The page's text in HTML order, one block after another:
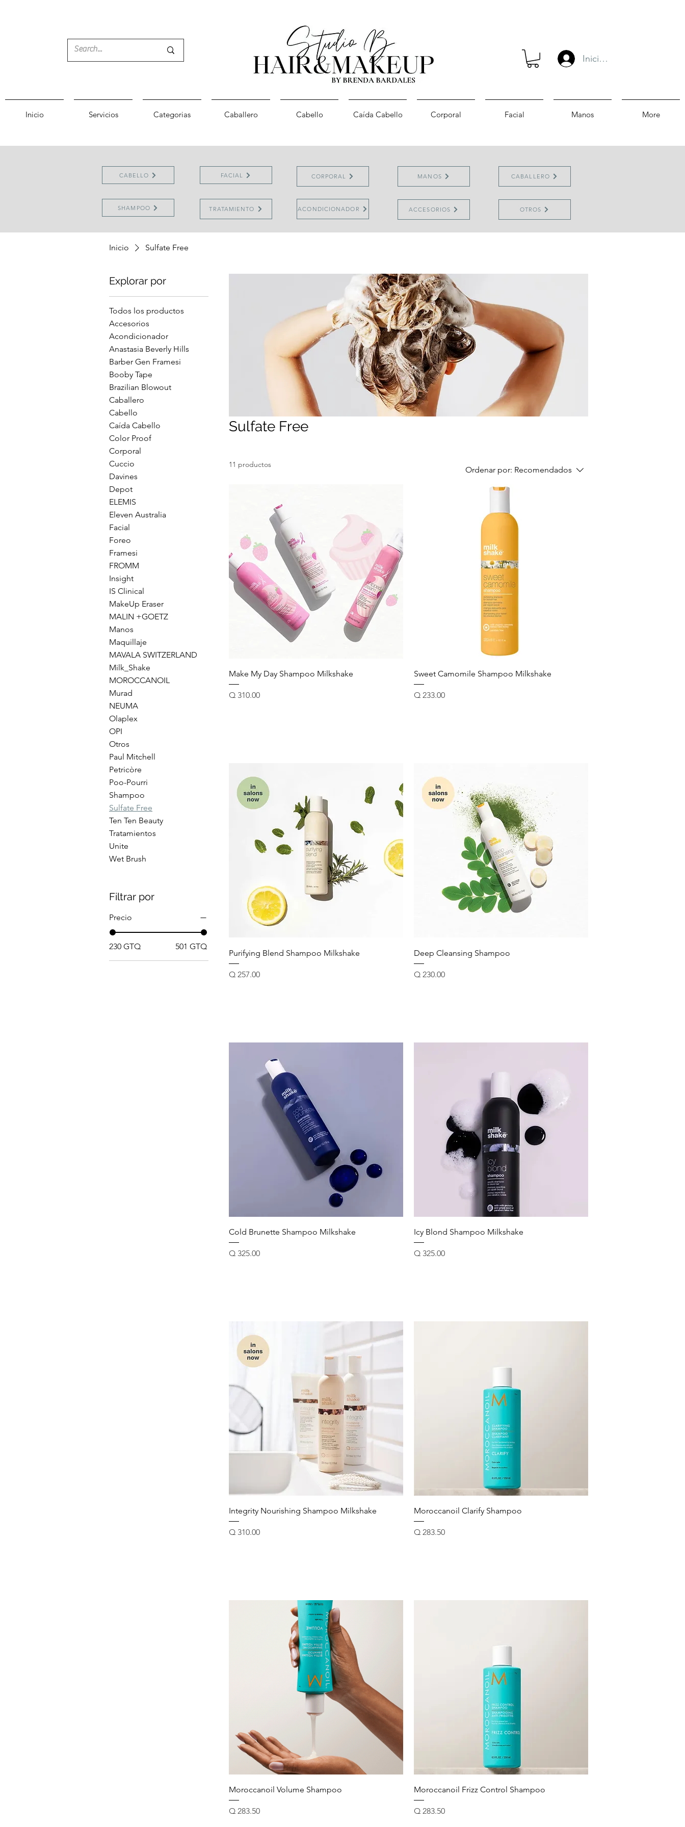
Iniciar sesión
Inicio Servicios Categorias Caballero Cabello Caída Cabello Corporal Facial Manos More
CABELLO
SHAMPOO
FACIAL
TRATAMIENTO
CORPORAL
ACONDICIONADOR
MANOS
ACCESORIOS
CABALLERO
OTROS
Inicio Sulfate Free
Explorar por
Todos los productos
Accesorios
Acondicionador
Anastasia Beverly Hills
Barber Gen Framesi
Booby Tape
Brazilian Blowout
Caballero
Cabello
Caída Cabello
Color Proof
Corporal
Cuccio
Davines
Depot
ELEMIS
Eleven Australia
Facial
Foreo
Framesi
FROMM
Insight
IS Clinical
MakeUp Eraser
MALIN +GOETZ
Manos
Maquillaje
MAVALA SWITZERLAND
Milk_Shake
MOROCCANOIL
Murad
NEUMA
Olaplex
OPI
Otros
Paul Mitchell
Petricòre
Poo-Pourri
Shampoo
Sulfate Free
Ten Ten Beauty
Tratamientos
Unite
Wet Brush
Filtrar por
Precio
230 GTQ 501 GTQ
Sulfate Free
11 productos
Ordenar por: Recomendados
Make My Day Shampoo Milkshake
Precio
Q 310.00
Sweet Camomile Shampoo Milkshake
Precio
Q 233.00
Purifying Blend Shampoo Milkshake
Precio
Q 257.00
Deep Cleansing Shampoo
Precio
Q 230.00
Cold Brunette Shampoo Milkshake
Precio
Q 325.00
Icy Blond Shampoo Milkshake
Precio
Q 325.00
Integrity Nourishing Shampoo Milkshake
Precio
Q 310.00
Moroccanoil Clarify Shampoo
Precio
Q 283.50
Moroccanoil Volume Shampoo
Precio
Q 283.50
Moroccanoil Frizz Control Shampoo
Precio
Q 283.50